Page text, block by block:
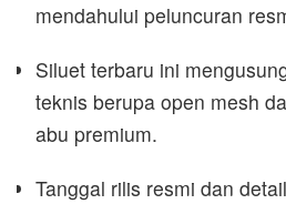
mendahului peluncuran
Siluet terbaru ini
teknis berupa open mesh
abu premium.
Tanggal rilis resmi dan